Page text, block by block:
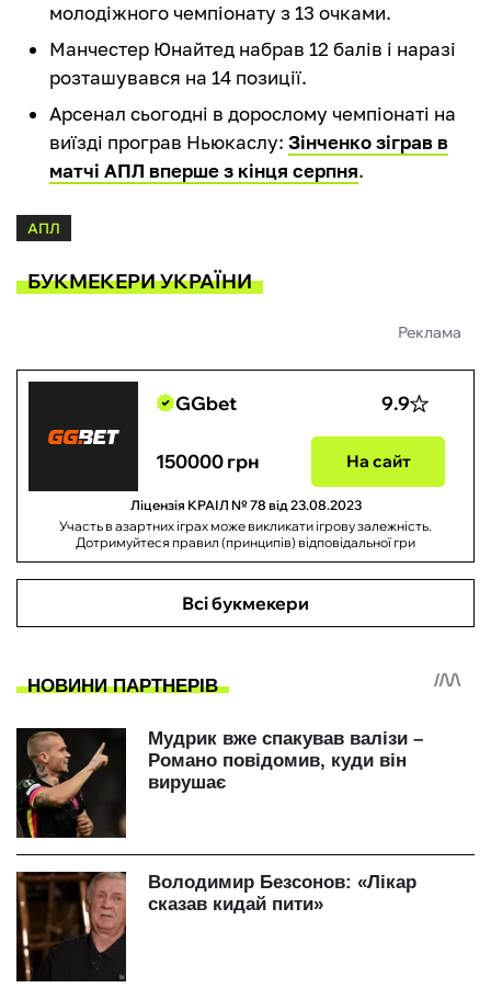
молодіжного чемпіонату з 13 очками.
Манчестер Юнайтед набрав 12 балів і наразі
розташувався на 14 позиції.
Арсенал сьогодні в дорослому чемпіонаті на
виїзді програв Ньюкаслу: Зінченко зіграв в
матчі АПЛ вперше з кінця серпня.
АПЛ
БУКМЕКЕРИ УКРАЇНИ
Реклама
GGbet 9.9
150000 грн На сайт
Ліцензія КРАІЛ № 78 від 23.08.2023
Участь в азартних іграх може викликати ігрову залежність.
Дотримуйтеся правил (принципів) відповідальної гри
Всі букмекери